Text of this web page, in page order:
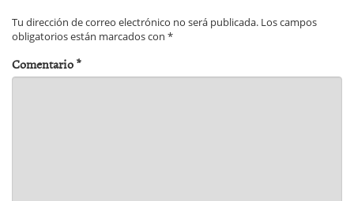
Tu dirección de correo electrónico no será publicada. Los campos
obligatorios están marcados con *
Comentario*